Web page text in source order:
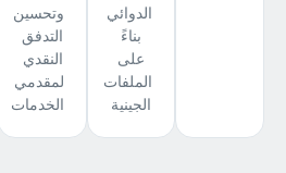
الدوائي
بناءً
على
الملفات
الجينية
وتحسين
التدفق
النقدي
لمقدمي
الخدمات